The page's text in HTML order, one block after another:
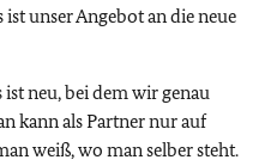
unser Angebot an die neue
neu, bei dem wir genau
kann als Partner nur auf
weiß, wo man selber steht.